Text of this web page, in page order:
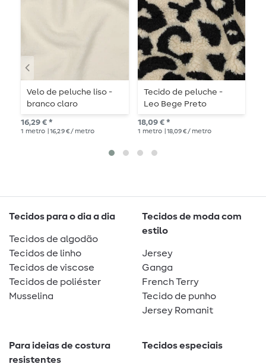
Velo de peluche liso -
branco claro
16,29 € *
1 metro | 16,29 € / metro
Tecido de peluche -
Leo Bege Preto
18,09 € *
1 metro | 18,09 € / metro
Tecidos para o dia a dia
Tecidos de algodão
Tecidos de linho
Tecidos de viscose
Tecidos de poliéster
Musselina
Tecidos de moda com
estilo
Jersey
Ganga
French Terry
Tecido de punho
Jersey Romanit
Para ideias de costura
resistentes
Tecidos especiais